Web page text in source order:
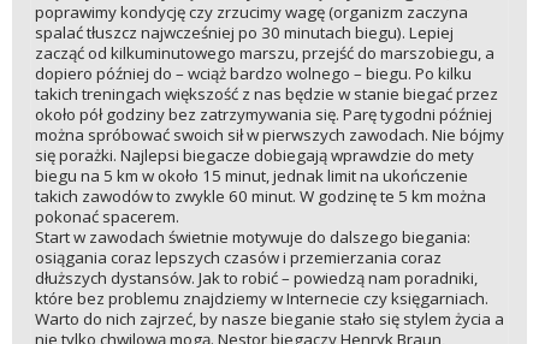
poprawimy kondycję czy zrzucimy wagę (organizm zaczyna
spalać tłuszcz najwcześniej po 30 minutach biegu). Lepiej
zacząć od kilkuminutowego marszu, przejść do marszobiegu, a
dopiero później do – wciąż bardzo wolnego – biegu. Po kilku
takich treningach większość z nas będzie w stanie biegać przez
około pół godziny bez zatrzymywania się. Parę tygodni później
można spróbować swoich sił w pierwszych zawodach. Nie bójmy
się porażki. Najlepsi biegacze dobiegają wprawdzie do mety
biegu na 5 km w około 15 minut, jednak limit na ukończenie
takich zawodów to zwykle 60 minut. W godzinę te 5 km można
pokonać spacerem.
Start w zawodach świetnie motywuje do dalszego biegania:
osiągania coraz lepszych czasów i przemierzania coraz
dłuższych dystansów. Jak to robić – powiedzą nam poradniki,
które bez problemu znajdziemy w Internecie czy księgarniach.
Warto do nich zajrzeć, by nasze bieganie stało się stylem życia a
nie tylko chwilową mogą. Nestor biegaczy Henryk Braun,